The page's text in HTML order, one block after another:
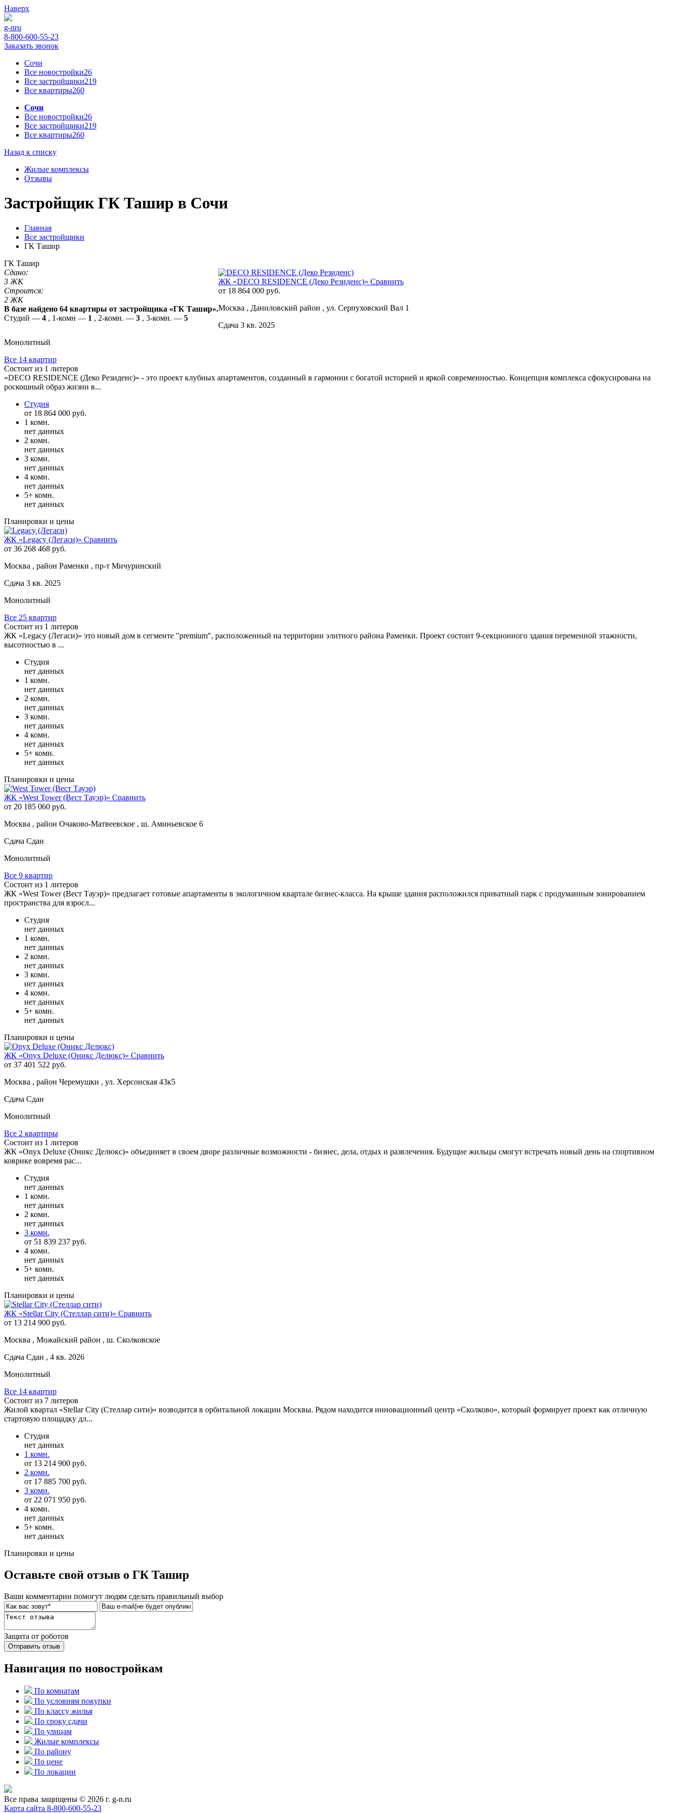
Наверх
g-nru
8-800-600-55-23
Заказать звонок
Сочи
Все новостройки26
Все застройщики219
Все квартиры260
Сочи
Все новостройки26
Все застройщики219
Все квартиры260
Назад к списку
Жилые комплексы
Отзывы
Застройщик ГК Ташир в Сочи
Главная
Все застройщики
ГК Ташир
ГК Ташир
Сдано:
3 ЖК
Строится:
2 ЖК
В базе найдено 64 квартиры от застройщика «ГК Ташир».
Студий — 4 , 1-комн — 1 , 2-комн. — 3 , 3-комн. — 5
ЖК «DECO RESIDENCE (Деко Резиденс)» Сравнить
от 18 864 000 руб.
Москва , Даниловский район , ул. Серпуховский Вал 1
Сдача 3 кв. 2025
Монолитный
Все 14 квартир
Состоит из 1 литеров
«DECO RESIDENCE (Деко Резиденс)» - это проект клубных апартаментов, созданный в гармонии с богатой историей и яркой современностью. Концепция комплекса сфокусирована на
роскошный образ жизни в...
Студия
от 18 864 000 руб.
1 комн.
нет данных
2 комн.
нет данных
3 комн.
нет данных
4 комн.
нет данных
5+ комн.
нет данных
Планировки и цены
ЖК «Legacy (Легаси)» Сравнить
от 36 268 468 руб.
Москва , район Раменки , пр-т Мичуринский
Сдача 3 кв. 2025
Монолитный
Все 25 квартир
Состоит из 1 литеров
ЖК «Legacy (Легаси)» это новый дом в сегменте "premium", расположенный на территории элитного района Раменки. Проект состоит 9-секционного здания переменной этажности,
высотностью в ...
Студия
нет данных
1 комн.
нет данных
2 комн.
нет данных
3 комн.
нет данных
4 комн.
нет данных
5+ комн.
нет данных
Планировки и цены
ЖК «West Tower (Вест Тауэр)» Сравнить
от 20 185 060 руб.
Москва , район Очаково-Матвеевское , ш. Аминьевское 6
Сдача Сдан
Монолитный
Все 9 квартир
Состоит из 1 литеров
ЖК «West Tower (Вест Тауэр)» предлагает готовые апартаменты в экологичном квартале бизнес-класса. На крыше здания расположился приватный парк с продуманным зонированием
пространства для взросл...
Студия
нет данных
1 комн.
нет данных
2 комн.
нет данных
3 комн.
нет данных
4 комн.
нет данных
5+ комн.
нет данных
Планировки и цены
ЖК «Onyx Deluxe (Оникс Делюкс)» Сравнить
от 37 401 522 руб.
Москва , район Черемушки , ул. Херсонская 43к5
Сдача Сдан
Монолитный
Все 2 квартиры
Состоит из 1 литеров
ЖК «Onyx Deluxe (Оникс Делюкс)» объединяет в своем дворе различные возможности - бизнес, дела, отдых и развлечения. Будущие жильцы смогут встречать новый день на спортивном
коврике вовремя рас...
Студия
нет данных
1 комн.
нет данных
2 комн.
нет данных
3 комн.
от 51 839 237 руб.
4 комн.
нет данных
5+ комн.
нет данных
Планировки и цены
ЖК «Stellar City (Стеллар сити)» Сравнить
от 13 214 900 руб.
Москва , Можайский район , ш. Сколковское
Сдача Сдан , 4 кв. 2026
Монолитный
Все 14 квартир
Состоит из 7 литеров
Жилой квартал «Stellar City (Стеллар сити)» возводится в орбитальной локации Москвы. Рядом находится инновационный центр «Сколково», который формирует проект как отличную
стартовую площадку дл...
Студия
нет данных
1 комн.
от 13 214 900 руб.
2 комн.
от 17 885 700 руб.
3 комн.
от 22 071 950 руб.
4 комн.
нет данных
5+ комн.
нет данных
Планировки и цены
Оставьте свой отзыв о ГК Ташир
Ваши комментарии помогут людям сделать правильный выбор
Защита от роботов
Отправить отзыв
Навигация по новостройкам
По комнатам
По условиям покупки
По классу жилья
По сроку сдачи
По улицам
Жилые комплексы
По району
По цене
По локации
Все права защищены © 2026 г. g-n.ru
Карта сайта 8-800-600-55-23